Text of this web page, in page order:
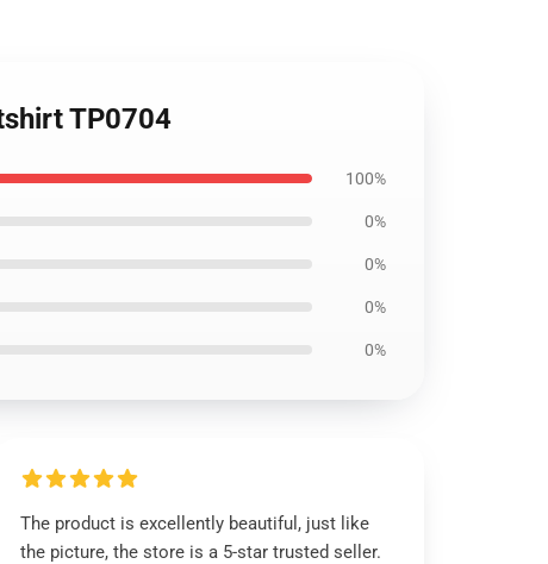
TP0704
100%
0%
0%
0%
0%
The product is excellently beautiful, just like
the picture, the store is a 5-star trusted seller.